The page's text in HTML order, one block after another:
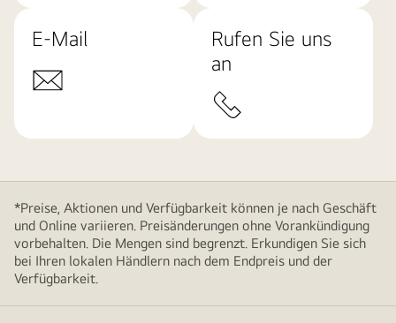
E-Mail
Rufen Sie uns
an
*Preise, Aktionen und Verfügbarkeit können je nach Geschäft
und Online variieren. Preisänderungen ohne Vorankündigung
vorbehalten. Die Mengen sind begrenzt. Erkundigen Sie sich
bei Ihren lokalen Händlern nach dem Endpreis und der
Verfügbarkeit.